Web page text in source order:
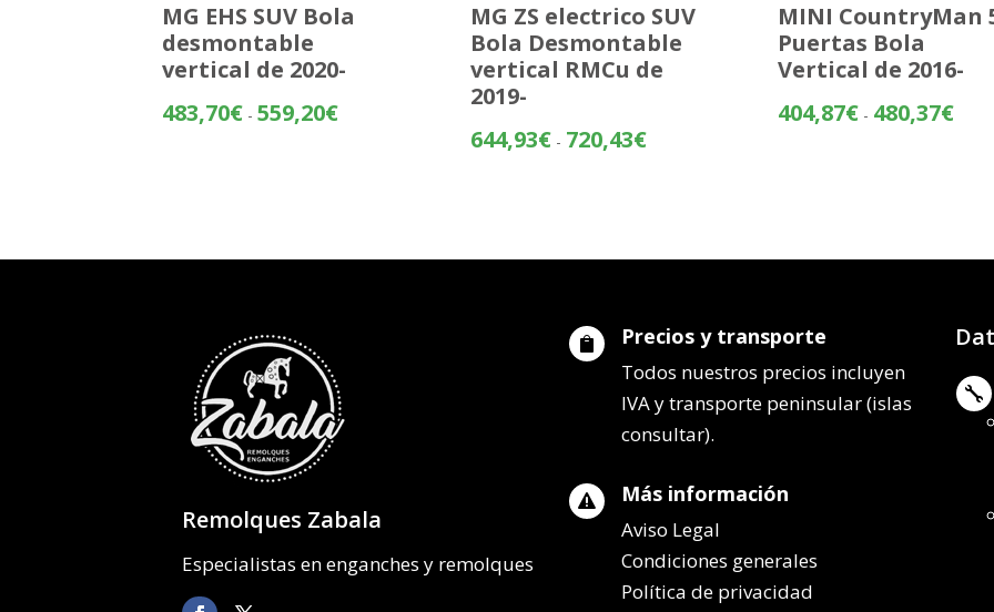
MG EHS SUV Bola
desmontable
vertical de 2020-
483,70€ - 559,20€Rango
559,20€
MG ZS electrico SUV
Bola Desmontable
vertical RMCu de
2019-
644,93€ - 720,43€Rango
hasta
MINI CountryMan
Puertas Bola
Vertical de 2016-
404,87€ - 480,37€
Remolques Zabala
Especialistas en enganches y remolques
 Precios y transporte
Todos nuestros precios incluyen
IVA y transporte peninsular (islas
consultar).
 Más información
Aviso Legal
Condiciones generales
Política de privacidad
